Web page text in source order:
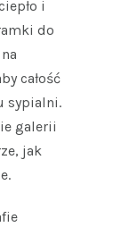
i
do
całość
sypialni.
galerii
jak